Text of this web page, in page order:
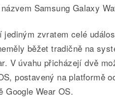
Samsung Galaxy
jediným zvratem celé
běžet tradičně na
V úvahu přicházejí dvě
postavený na platformě
Google Wear OS.